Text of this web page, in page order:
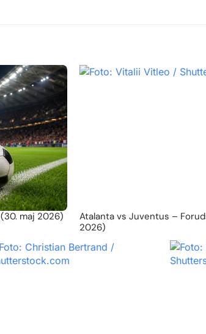
maj 2026)
Atalanta vs Juventus –
2026)